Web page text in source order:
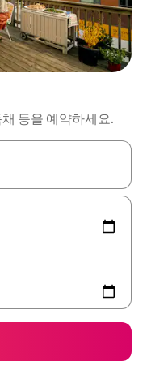
등을 예약하세요.
용하거나 터치 또는 스와이